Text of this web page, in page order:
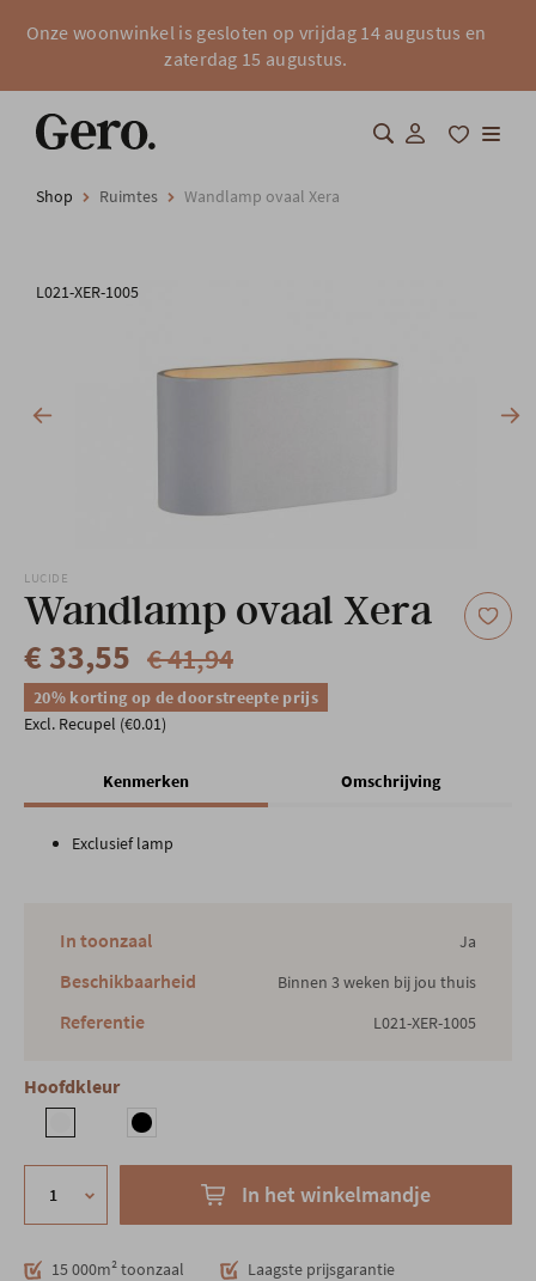
Onze woonwinkel is gesloten op vrijdag 14 augustus en
zaterdag 15 augustus.
Totaalinrichting
Shop Ruimtes Wandlamp ovaal Xera
L021-XER-1005
LUCIDE
Wandlamp ovaal Xera
€ 33,55 € 41,94
20% korting op de doorstreepte prijs
Excl. Recupel (€0.01)
Kenmerken Omschrijving
Exclusief lamp
In toonzaal Ja
Beschikbaarheid Binnen 3 weken bij jou thuis
Referentie L021-XER-1005
Hoofdkleur
In het winkelmandje
15 000m² toonzaal
Laagste prijsgarantie